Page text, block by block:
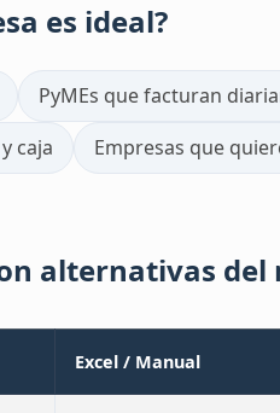
es ideal?
PyMEs que facturan
caja
Empresas que
alternativas del
Excel / Manual